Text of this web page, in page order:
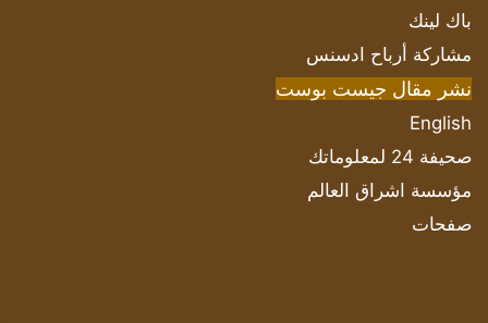
باك لينك
مشاركة أرباح ادسنس
نشر مقال جيست بوست
English
صحيفة 24 لمعلوماتك
مؤسسة اشراق العالم
صفحات